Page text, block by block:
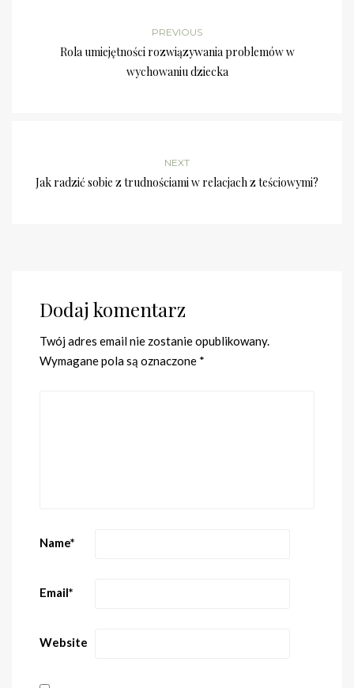
PREVIOUS
Rola umiejętności rozwiązywania problemów w
wychowaniu dziecka
NEXT
Jak radzić sobie z trudnościami w relacjach z teściowymi?
Dodaj komentarz
Twój adres email nie zostanie opublikowany.
Wymagane pola są oznaczone *
Name*
Email*
Website